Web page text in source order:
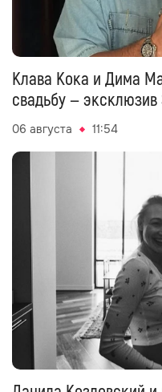
Клава Кока и Дима
свадьбу — эксклюзив
06 августа 11:54